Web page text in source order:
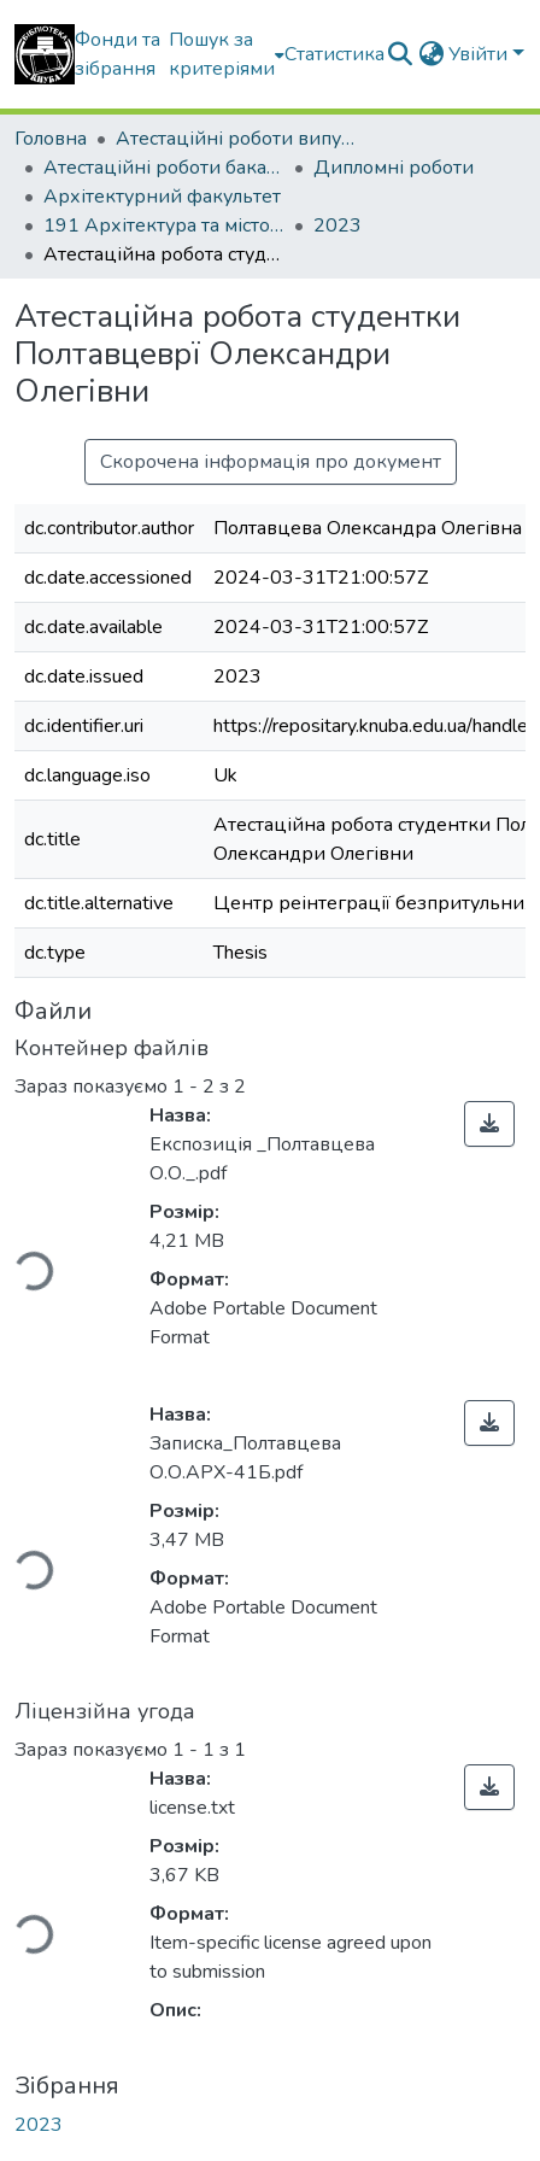
Фонди та
зібрання
Пошук за
критеріями
Статистика Увійти
Головна
Атестаційні роботи випускників
Атестаційні роботи бакалаврів
Дипломні роботи
Архітектурний факультет
191 Архітектура та містобудування
2023
Атестаційна робота студентки Полтавцеврї Олександри Олегівни
Атестаційна робота студентки
Полтавцеврї Олександри
Олегівни
Скорочена інформація про документ
dc.contributor.author
Полтавцева Олександра Олегівна
dc.date.accessioned
2024-03-31T21:00:57Z
dc.date.available
2024-03-31T21:00:57Z
dc.date.issued
2023
dc.identifier.uri
https://repositary.knuba.edu.ua/
dc.language.iso
Uk
dc.title
Атестаційна робота студентки
Олександри Олегівни
dc.title.alternative
Центр реінтеграції
dc.type
Thesis
Файли
Контейнер файлів
Зараз показуємо 1 - 2 з 2
Назва:
Експозиція _Полтавцева
О.О._.pdf
Розмір:
4,21 MB
Формат:
Adobe Portable Document
Format
Назва:
Записка_Полтавцева
О.О.АРХ-41Б.pdf
Розмір:
3,47 MB
Формат:
Adobe Portable Document
Format
Ліцензійна угода
Зараз показуємо 1 - 1 з 1
Назва:
license.txt
Розмір:
3,67 KB
Формат:
Item-specific license agreed upon
to submission
Опис:
Зібрання
2023